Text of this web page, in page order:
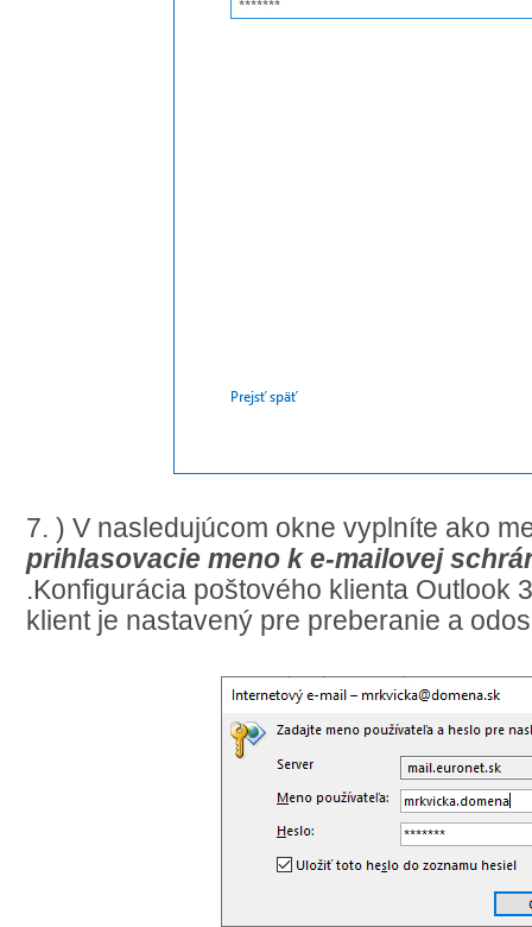
7. ) V nasledujúcom okne vyplníte ako
prihlasovacie meno k e-mailovej
.Konfigurácia poštového klienta Outlook
klient je nastavený pre preberanie a